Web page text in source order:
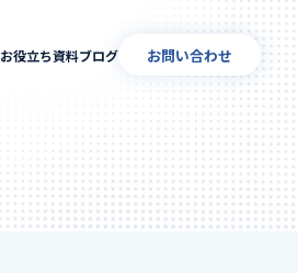
お役立ち資料ブログ お問い合わせ